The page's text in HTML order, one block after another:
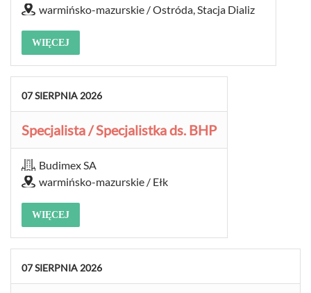
warmińsko-mazurskie / Ostróda, Stacja Dializ
WIĘCEJ
07SIERPNIA 2026
Specjalista / Specjalistka ds. BHP
Budimex SA
warmińsko-mazurskie / Ełk
WIĘCEJ
07SIERPNIA 2026